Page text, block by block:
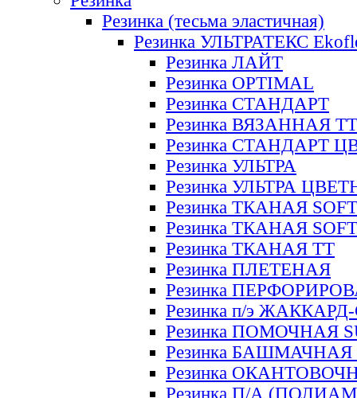
Резинка (тесьма эластичная)
Резинка УЛЬТРАТЕКС
Резинка ЛАЙТ
Резинка OPTIMAL
Резинка СТАНДАРТ
Резинка ВЯЗАННАЯ ТТ
Резинка СТАНДАРТ
Резинка УЛЬТРА
Резинка УЛЬТРА
Резинка ТКАНАЯ SOFT
Резинка ТКАНАЯ
Резинка ТКАНАЯ ТТ
Резинка ПЛЕТЕНАЯ
Резинка
Резинка п/э
Резинка ПОМОЧНАЯ
Резинка БАШМАЧНАЯ
Резинка
Резинка П/А